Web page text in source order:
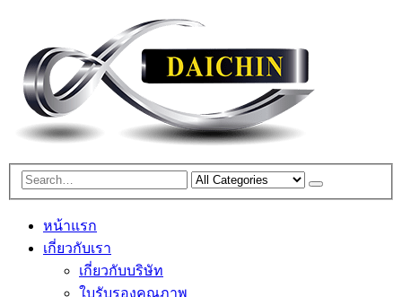
หน้าแรก
เกี่ยวกับเรา
เกี่ยวกับบริษัท
ใบรับรองคุณภาพ